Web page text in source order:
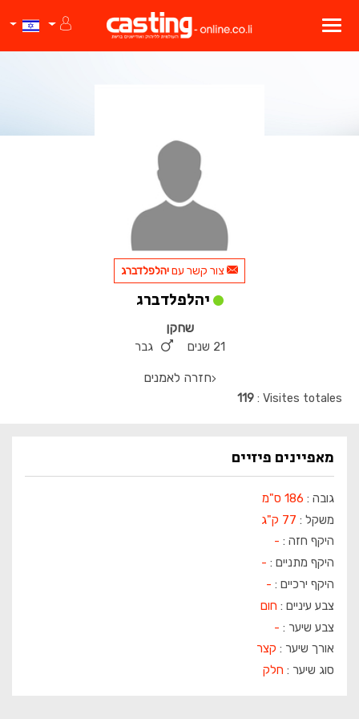
צור קשר עםיהלפלדברג
יהלפלדברג
שחקן
21 שנים גבר
חזרה לאמנים
Visites totales
119
מאפיינים פיזיים
גובה : 186 ס"מ
משקל : 77 ק"ג
היקף חזה : -
היקף מתניים : -
היקף ירכיים : -
צבע עיניים : חום
צבע שיער : -
אורך שיער : קצר
סוג שיער : חלק